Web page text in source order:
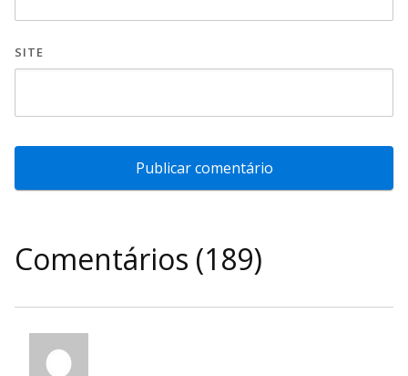
SITE
Comentários (189)